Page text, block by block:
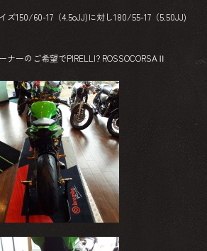
ズ150/60-17（4.5oJJ)に対し180/55-17（5.50JJ)
ナーのご希望でPIRELLI? ROSSOCORSAⅡ